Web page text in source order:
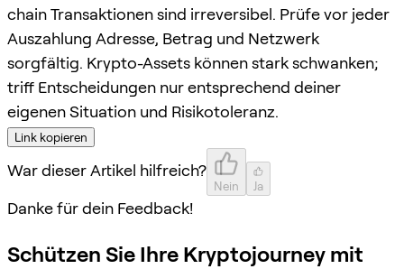
chain Transaktionen sind irreversibel. Prüfe vor jeder
Auszahlung Adresse, Betrag und Netzwerk
sorgfältig. Krypto-Assets können stark schwanken;
triff Entscheidungen nur entsprechend deiner
eigenen Situation und Risikotoleranz.
Link kopieren
War dieser Artikel hilfreich?
Nein Ja
Danke für dein Feedback!
Schützen Sie Ihre Kryptojourney mit